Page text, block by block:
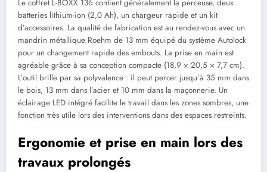
Le coffret L-BOXX 136 contient généralement la perceuse, deux
batteries lithium-ion (2,0 Ah), un chargeur rapide et un kit
d’accessoires. La qualité de fabrication est au rendez-vous avec un
mandrin métallique Roehm de 13 mm équipé du système Autolock
pour un changement rapide des embouts. La prise en main est
agréable grâce à sa conception compacte (18,9 × 20,5 × 7,7 cm).
L’outil brille par sa polyvalence : il peut percer jusqu’à 35 mm dans
le bois, 13 mm dans l’acier et 10 mm dans la maçonnerie. Un
éclairage LED intégré facilite le travail dans les zones sombres, une
fonction très utile lors des interventions dans des espaces restreints.
Ergonomie et prise en main lors des
travaux prolongés